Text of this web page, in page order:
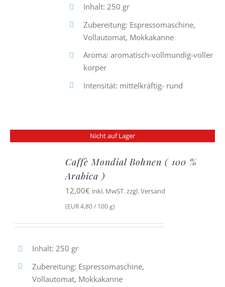
Inhalt: 250 gr
Zubereitung: Espressomaschine,
Vollautomat, Mokkakanne
Aroma: aromatisch-vollmundig-voller
korper
Intensität: mittelkräftig- rund
Nicht auf Lager
Caffè Mondial Bohnen ( 100 %
Arabica )
12,00€ inkl. MwST. zzgl. Versand
(EUR 4,80 / 100 g)
Inhalt: 250 gr
Zubereitung: Espressomaschine,
Vollautomat, Mokkakanne